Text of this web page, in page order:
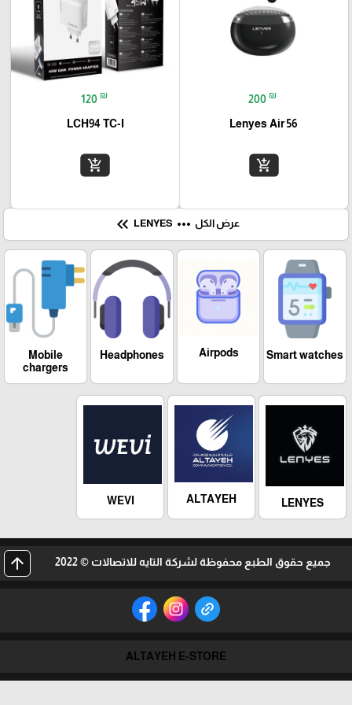
200 ₪
Lenyes Air 56
add_shopping_cart
120 ₪
LCH94 TC-I
add_shopping_cart
عرض الكل more_horiz
keyboard_double_arrow_left
Smart watches
Airpods
Headphones
Mobile
chargers
LENYES
ALTAYEH
WEVI
جميع حقوق الطبع محفوظة لشركة التايه للاتصالات © 2022 arrow_upward
ALTAYEH E-STORE